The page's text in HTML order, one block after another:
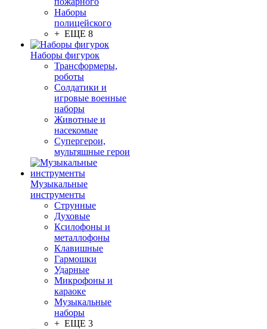
Наборы
полицейского
+ ЕЩЕ 8
Наборы фигурок
Трансформеры,
роботы
Солдатики и
игровые военные
наборы
Животные и
насекомые
Супергерои,
мультяшные герои
Музыкальные
инструменты
Струнные
Духовые
Ксилофоны и
металлофоны
Клавишные
Гармошки
Ударные
Микрофоны и
караоке
Музыкальные
наборы
+ ЕЩЕ 3